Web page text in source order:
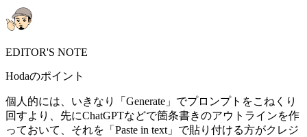
EDITOR'S NOTE
Hodaのポイント
個人的には、いきなり「Generate」でプロンプトをこねくり
回すより、先にChatGPTなどで箇条書きのアウトラインを作
っておいて、それを「Paste in text」で貼り付ける方がクレジ